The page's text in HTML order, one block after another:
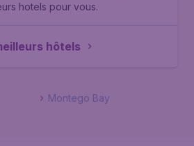
hotels pour vous.
hôtels
Montego Bay